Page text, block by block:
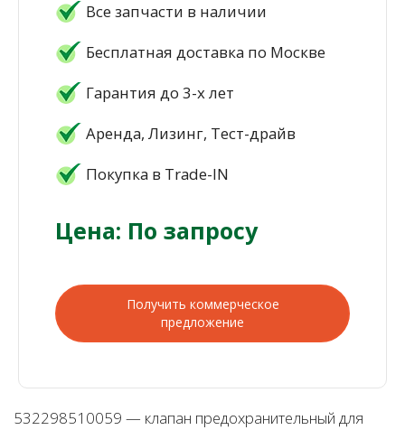
Все запчасти в наличии
Бесплатная доставка по Москве
Гарантия до 3-х лет
Аренда, Лизинг, Тест-драйв
Покупка в Trade-IN
Цена: По запросу
Получить коммерческое
предложение
532298510059 — клапан предохранительный для